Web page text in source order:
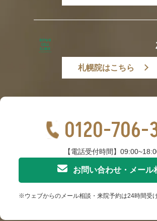
札幌院はこちら
0120-706-
【電話受付時間】
お問い合わせ・メール
※ウェブからのメール相談・来院予約は24時間受